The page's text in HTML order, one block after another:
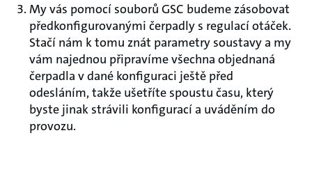
My vás pomocí souborů GSC budeme zásobovat
předkonfigurovanými čerpadly s regulací otáček.
Stačí nám k tomu znát parametry soustavy a my
vám najednou připravíme všechna objednaná
čerpadla v dané konfiguraci ještě před
odesláním, takže ušetříte spoustu času, který
byste jinak strávili konfigurací a uváděním do
provozu.